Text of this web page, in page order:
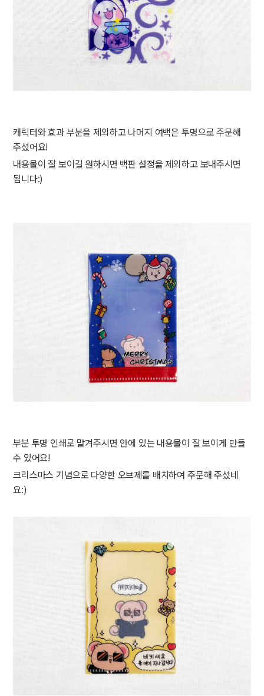
캐릭터와 효과 부분을 제외하고 나머지 여백은 투명으로 주문해
주셨어요!
내용물이 잘 보이길 원하시면 백판 설정을 제외하고 보내주시면
됩니다:)
부분 투명 인쇄로 맡겨주시면 안에 있는 내용물이 잘 보이게 만들
수 있어요!
크리스마스 기념으로 다양한 오브제를 배치하여 주문해 주셨네
요:)